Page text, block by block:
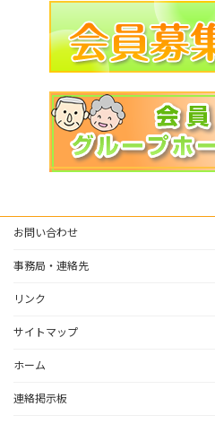
お問い合わせ
事務局・連絡先
リンク
サイトマップ
ホーム
連絡掲示板